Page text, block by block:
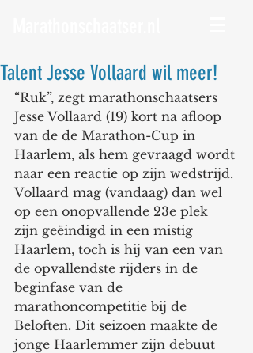
Talent Jesse Vollaard wil meer!
“Ruk”, zegt marathonschaatsers
Jesse Vollaard (19) kort na afloop
van de de Marathon-Cup in
Haarlem, als hem gevraagd wordt
naar een reactie op zijn wedstrijd.
Vollaard mag (vandaag) dan wel
op een onopvallende 23e plek
zijn geëindigd in een mistig
Haarlem, toch is hij van een van
de opvallendste rijders in de
beginfase van de
marathoncompetitie bij de
Beloften. Dit seizoen maakte de
jonge Haarlemmer zijn debuut